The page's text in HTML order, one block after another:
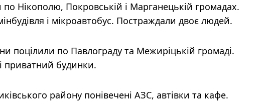
Нікополю, Покровській і Марганецькій громадах.
і мікроавтобус. Постраждали двоє людей.
поцілили по Павлограду та Межиріцькій громаді.
приватний будинки.
району понівечені АЗС, автівки та кафе.